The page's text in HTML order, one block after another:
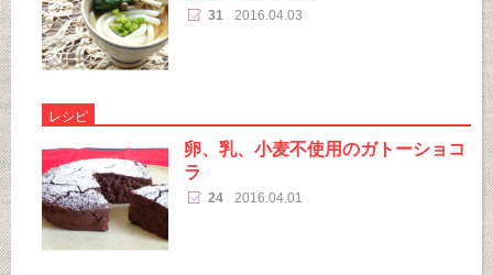
31 2016.04.03
レシピ
卵、乳、小麦不使用のガトーショコ
ラ
24 2016.04.01